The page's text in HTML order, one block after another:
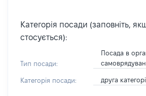
Категорія посади (заповніть,
стосується):
Тип посади:
Посада в
Категорія посади: друга